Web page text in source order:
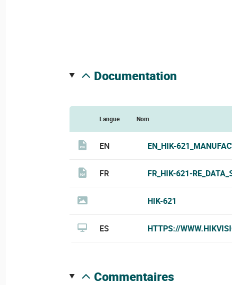
documentation
Langue Nom
EN EN_HIK-
FR FR_HIK-621-
HIK-621
ES HTTPS://
commentaires